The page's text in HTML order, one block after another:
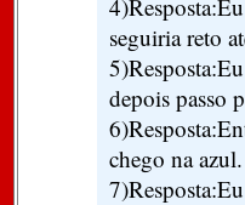
seguiria reto
depois passo
chego na azul.